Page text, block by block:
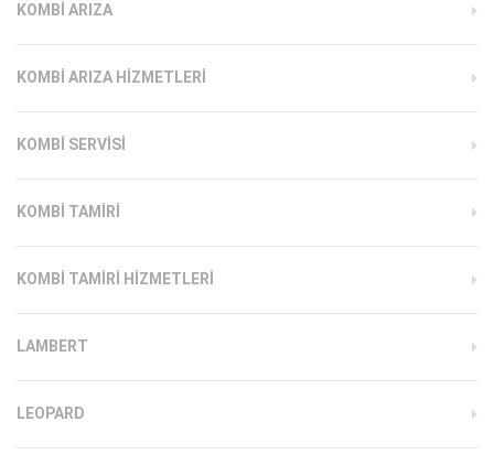
KOMBI ARIZA
KOMBI ARIZA HIZMETLERI
KOMBI SERVISI
KOMBI TAMIRI
KOMBI TAMIRI HIZMETLERI
LAMBERT
LEOPARD